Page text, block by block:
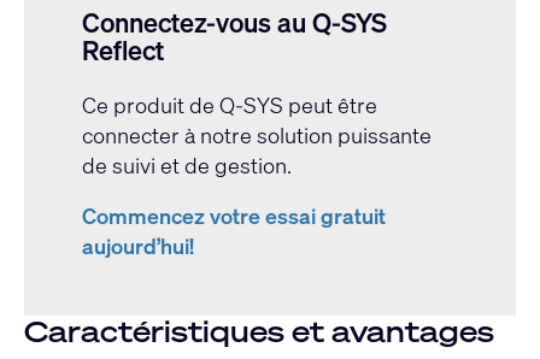
Connectez-vous au Q-SYS
Reflect
Ce produit de Q-SYS peut être
connecter à notre solution puissante
de suivi et de gestion.
Commencez votre essai gratuit
aujourd’hui!
Caractéristiques et avantages